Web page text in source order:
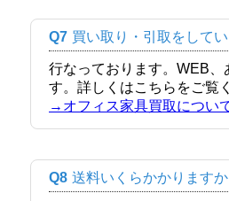
Q7 買い取り・引取をして
行なっております。WEB
す。詳しくはこちらをご覧
→オフィス家具買取につい
Q8 送料いくらかかりますか